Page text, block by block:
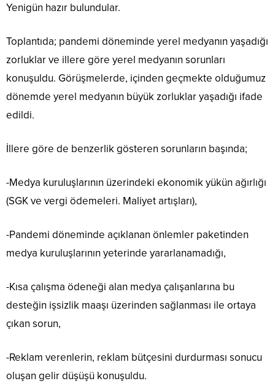
Yenigün hazır bulundular.
Toplantıda; pandemi döneminde yerel medyanın yaşadığı
zorluklar ve illere göre yerel medyanın sorunları
konuşuldu. Görüşmelerde, içinden geçmekte olduğumuz
dönemde yerel medyanın büyük zorluklar yaşadığı ifade
edildi.
İllere göre de benzerlik gösteren sorunların başında;
-Medya kuruluşlarının üzerindeki ekonomik yükün ağırlığı
(SGK ve vergi ödemeleri. Maliyet artışları),
-Pandemi döneminde açıklanan önlemler paketinden
medya kuruluşlarının yeterinde yararlanamadığı,
-Kısa çalışma ödeneği alan medya çalışanlarına bu
desteğin işsizlik maaşı üzerinden sağlanması ile ortaya
çıkan sorun,
-Reklam verenlerin, reklam bütçesini durdurması sonucu
oluşan gelir düşüşü konuşuldu.